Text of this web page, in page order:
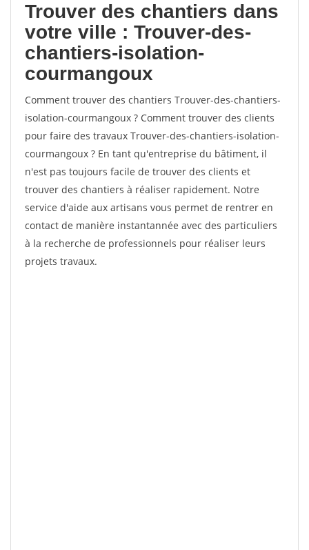
Trouver des chantiers dans
votre ville : Trouver-des-
chantiers-isolation-
courmangoux
Comment trouver des chantiers Trouver-des-chantiers-
isolation-courmangoux ? Comment trouver des clients
pour faire des travaux Trouver-des-chantiers-isolation-
courmangoux ? En tant qu'entreprise du bâtiment, il
n'est pas toujours facile de trouver des clients et
trouver des chantiers à réaliser rapidement. Notre
service d'aide aux artisans vous permet de rentrer en
contact de manière instantannée avec des particuliers
à la recherche de professionnels pour réaliser leurs
projets travaux.